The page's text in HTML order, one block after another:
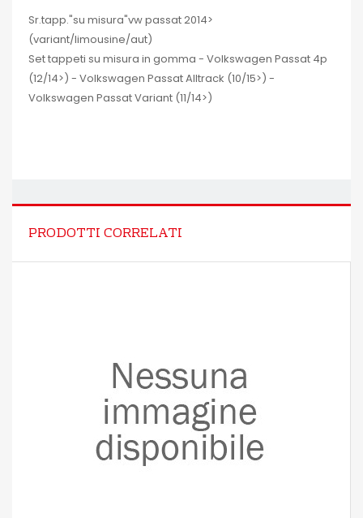
Sr.tapp."su misura"vw passat 2014>
(variant/limousine/aut)
Set tappeti su misura in gomma - Volkswagen Passat 4p
(12/14>) - Volkswagen Passat Alltrack (10/15>) -
Volkswagen Passat Variant (11/14>)
PRODOTTI CORRELATI